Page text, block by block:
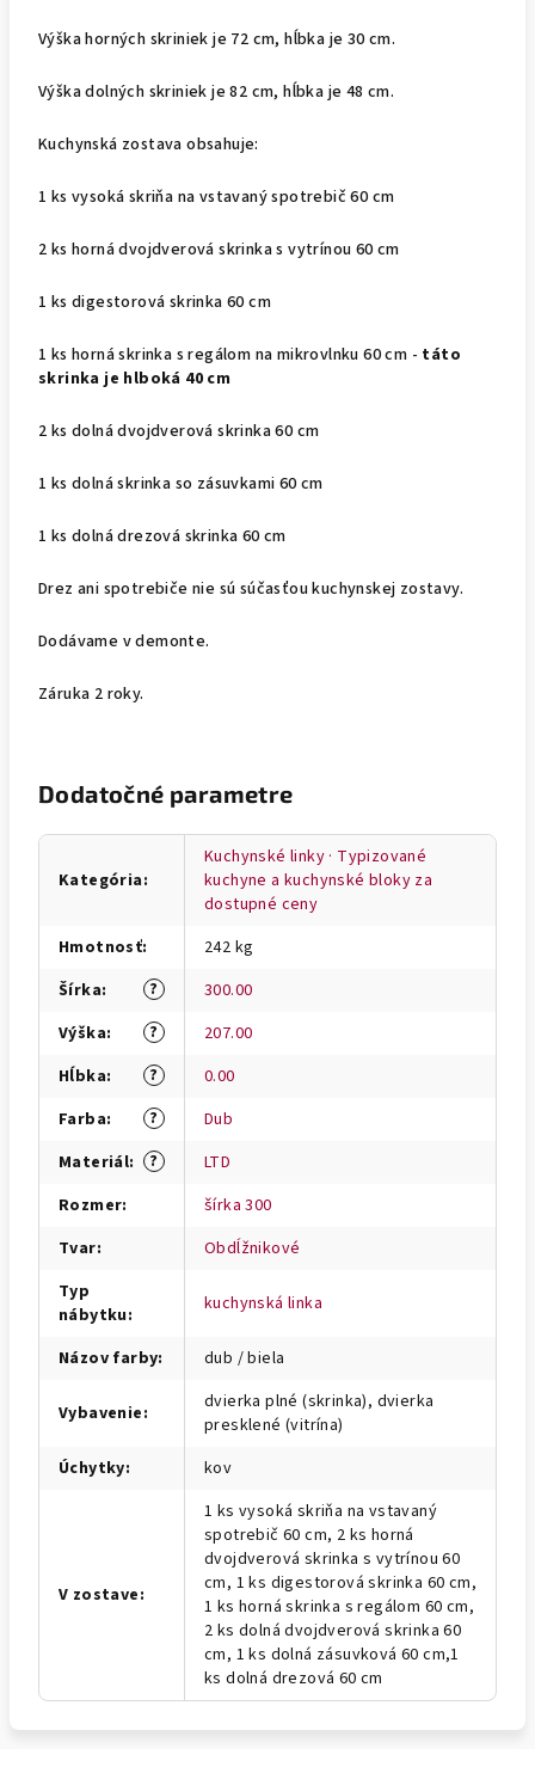
Výška horných skriniek je 72 cm, hĺbka je 30 cm.
Výška dolných skriniek je 82 cm, hĺbka je 48 cm.
Kuchynská zostava obsahuje:
1 ks vysoká skriňa na vstavaný spotrebič 60 cm
2 ks horná dvojdverová skrinka s vytrínou 60 cm
1 ks digestorová skrinka 60 cm
1 ks horná skrinka s regálom na mikrovlnku 60 cm - táto
skrinka je hlboká 40 cm
2 ks dolná dvojdverová skrinka 60 cm
1 ks dolná skrinka so zásuvkami 60 cm
1 ks dolná drezová skrinka 60 cm
Drez ani spotrebiče nie sú súčasťou kuchynskej zostavy.
Dodávame v demonte.
Záruka 2 roky.
Dodatočné parametre
Kategória:
Kuchynské linky · Typizované
kuchyne a kuchynské bloky za
dostupné ceny
Hmotnosť:
242 kg
?
Šírka:
300.00
?
Výška:
207.00
?
Hĺbka:
0.00
?
Farba:
Dub
?
Materiál:
LTD
Rozmer:
šírka 300
Tvar:
Obdĺžnikové
Typ
nábytku: kuchynská linka
Názov farby: dub / biela
Vybavenie:
dvierka plné (skrinka), dvierka
presklené (vitrína)
Úchytky: kov
V zostave:
1 ks vysoká skriňa na vstavaný
spotrebič 60 cm, 2 ks horná
dvojdverová skrinka s vytrínou 60
cm, 1 ks digestorová skrinka 60 cm,
1 ks horná skrinka s regálom 60 cm,
2 ks dolná dvojdverová skrinka 60
cm, 1 ks dolná zásuvková 60 cm,1
ks dolná drezová 60 cm